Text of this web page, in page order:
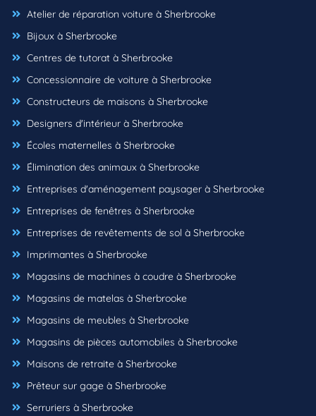
Atelier de réparation voiture à Sherbrooke
Bijoux à Sherbrooke
Centres de tutorat à Sherbrooke
Concessionnaire de voiture à Sherbrooke
Constructeurs de maisons à Sherbrooke
Designers d'intérieur à Sherbrooke
Écoles maternelles à Sherbrooke
Élimination des animaux à Sherbrooke
Entreprises d'aménagement paysager à Sherbrooke
Entreprises de fenêtres à Sherbrooke
Entreprises de revêtements de sol à Sherbrooke
Imprimantes à Sherbrooke
Magasins de machines à coudre à Sherbrooke
Magasins de matelas à Sherbrooke
Magasins de meubles à Sherbrooke
Magasins de pièces automobiles à Sherbrooke
Maisons de retraite à Sherbrooke
Prêteur sur gage à Sherbrooke
Serruriers à Sherbrooke